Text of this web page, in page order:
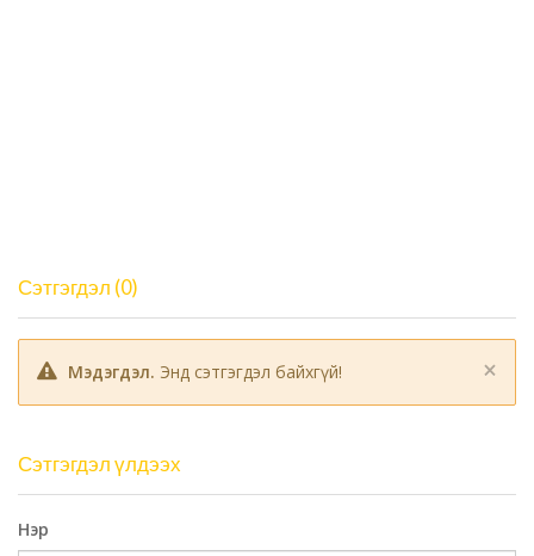
Сэтгэгдэл (0)
×
Мэдэгдэл. Энд сэтгэгдэл байхгүй!
Сэтгэгдэл үлдээх
Нэр